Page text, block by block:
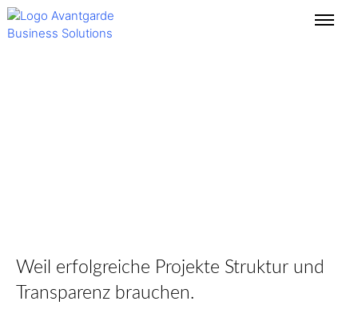
Weil erfolgreiche Projekte Struktur und
Transparenz brauchen.